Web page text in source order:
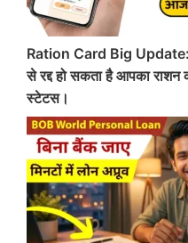
Ration Card Big Update:
से रद्द हो सकता है आपका
स्टेटस।